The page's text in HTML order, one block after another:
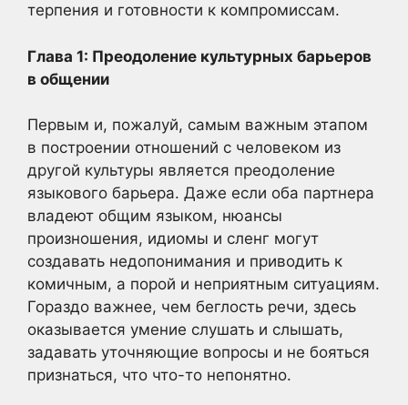
терпения и готовности к компромиссам.
Глава 1: Преодоление культурных барьеров
в общении
Первым и, пожалуй, самым важным этапом
в построении отношений с человеком из
другой культуры является преодоление
языкового барьера. Даже если оба партнера
владеют общим языком, нюансы
произношения, идиомы и сленг могут
создавать недопонимания и приводить к
комичным, а порой и неприятным ситуациям.
Гораздо важнее, чем беглость речи, здесь
оказывается умение слушать и слышать,
задавать уточняющие вопросы и не бояться
признаться, что что-то непонятно.